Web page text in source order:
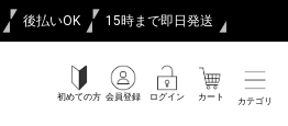
後払いOK 15時まで即日発送
初めての方 会員登録 ログイン カート カテゴリ